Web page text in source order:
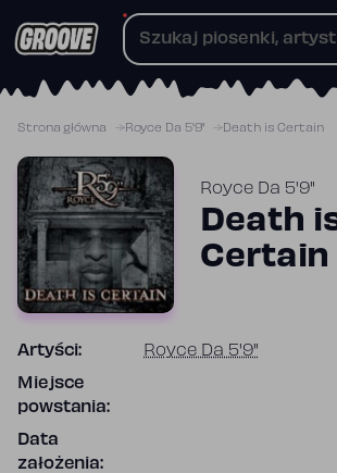
do
Strona główna Royce Da 5'9" Death is Certain
Royce Da 5'9"
Death
Certain
Artyści: Royce Da 5'9"
Miejsce
powstania:
Data
założenia: